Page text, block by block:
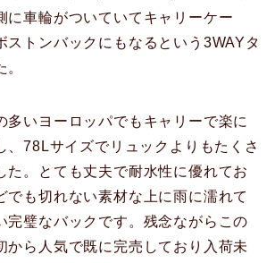
に車輪がついていてキャリーケー
ストンバックにもなるという3WAYタ
多いヨーロッパでもキャリーで楽に
、78Lサイズでリュックよりもたくさ
た。とても丈夫で耐水性に優れてお
でも切れない素材な上に雨に濡れて
完璧なバックです。残念ながらこの
から人気で既に完売しており入荷未